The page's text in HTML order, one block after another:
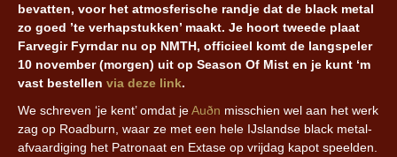
bevatten, voor het atmosferische randje dat de black metal
zo goed ’te verhapstukken’ maakt. Je hoort tweede plaat
Farvegir Fyrndar nu op NMTH, officieel komt de langspeler
10 november (morgen) uit op Season Of Mist en je kunt ‘m
vast bestellen via deze link.
We schreven ‘je kent’ omdat jeAuðn misschien wel aan het werk
zag op Roadburn, waar ze met een hele IJslandse black metal-
afvaardiging het Patronaat en Extase op vrijdag kapot speelden.